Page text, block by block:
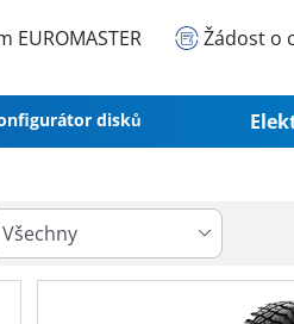
Žádost o
disků